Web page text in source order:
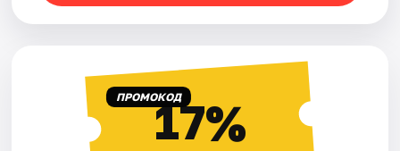
ПРОМОКОД17%